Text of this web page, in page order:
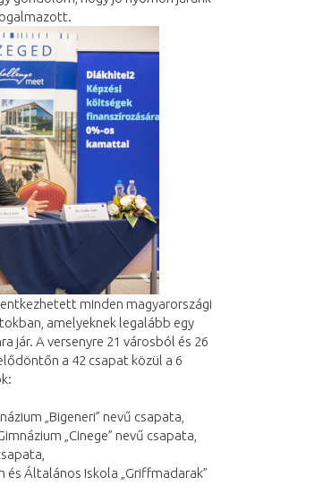
minden magyarországi
amelyeknek legalább egy
jár. A versenyre 21 városból és 26
a 42 csapat közül a 6
„Bigeneri” nevű csapata,
„Cinege” nevű csapata,
és Általános Iskola „Griffmadarak”